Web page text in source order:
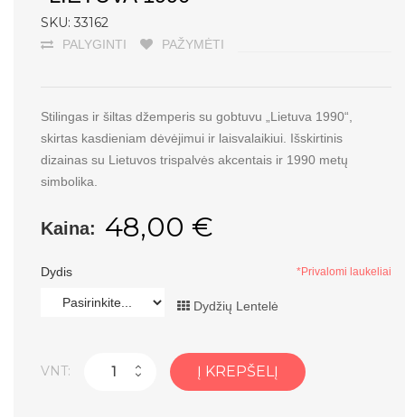
SKU: 33162
PALYGINTI PAŽYMĖTI
Stilingas ir šiltas džemperis su gobtuvu „Lietuva 1990“,
skirtas kasdieniam dėvėjimui ir laisvalaikiui. Išskirtinis
dizainas su Lietuvos trispalvės akcentais ir 1990 metų
simbolika.
Kaina: 48,00 €
Dydis
Dydžių Lentelė
*Privalomi laukeliai
VNT: Į KREPŠELĮ